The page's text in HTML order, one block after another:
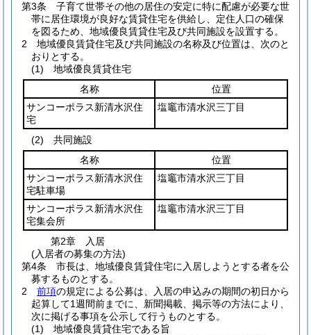
第3条
子育て世帯その他の居住の安定に特に配慮が必要な世
帯に居住環境が良好な賃貸住宅を供給し、定住人口の確保
を図るため、地域優良賃貸住宅及び共同施設を設置する。
2
地域優良賃貸住宅及び共同施設の名称及び位置は、次のと
おりとする。
(1)
地域優良賃貸住宅
名称
位置
サンコーポラス新清水沢住
宅
塩竈市清水沢三丁目
(2)
共同施設
名称
位置
サンコーポラス新清水沢住
宅駐車場
塩竈市清水沢三丁目
サンコーポラス新清水沢住
宅集会所
塩竈市清水沢三丁目
第2章
入居
(入居者の募集の方法)
第4条
市長は、地域優良賃貸住宅に入居しようとする者を公
募するものとする。
2
前項の規定による公募は、入居の申込みの期間の初日から
起算して1週間前までに、新聞掲載、掲示等の方法により、
次に掲げる事項を公示して行うものとする。
(1)
地域優良賃貸住宅である旨